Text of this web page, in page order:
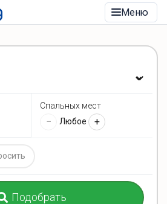
Меню
Спальных мест
− Любое +
Подобрать